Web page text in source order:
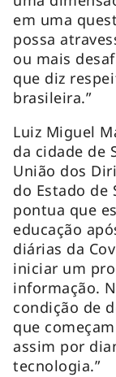
em uma
possa
ou mais
que diz
brasileira.”
Luiz Miguel
da cidade de
União dos
do Estado de
pontua que
educação
diárias da
iniciar um
informação.
condição de
que
assim por
tecnologia.”